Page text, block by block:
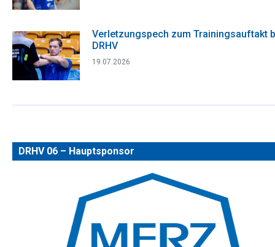
Verletzungspech zum Trainingsauftakt
DRHV
19.07.2026
DRHV 06 – Hauptsponsor